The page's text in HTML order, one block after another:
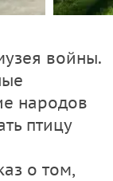
войны.
народов
птицу
о том,